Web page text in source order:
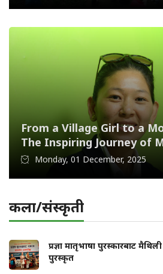
From a Village Girl to a
The Inspiring Journey of
Monday, 01 December, 2025
कला/संस्कृती
प्रज्ञा मातृभाषा पुरस्कारबाट
पुरस्कृत